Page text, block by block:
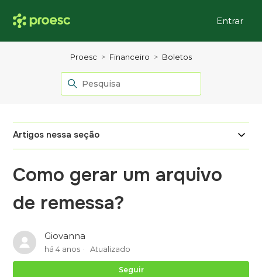
Entrar
Proesc Financeiro Boletos
Artigos nessa seção
Como gerar um arquivo
de remessa?
Giovanna
há 4 anos Atualizado
Seguir